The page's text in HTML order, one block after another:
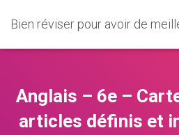
Bien réviser pour avoir de
Anglais – 6e –
articles définis et